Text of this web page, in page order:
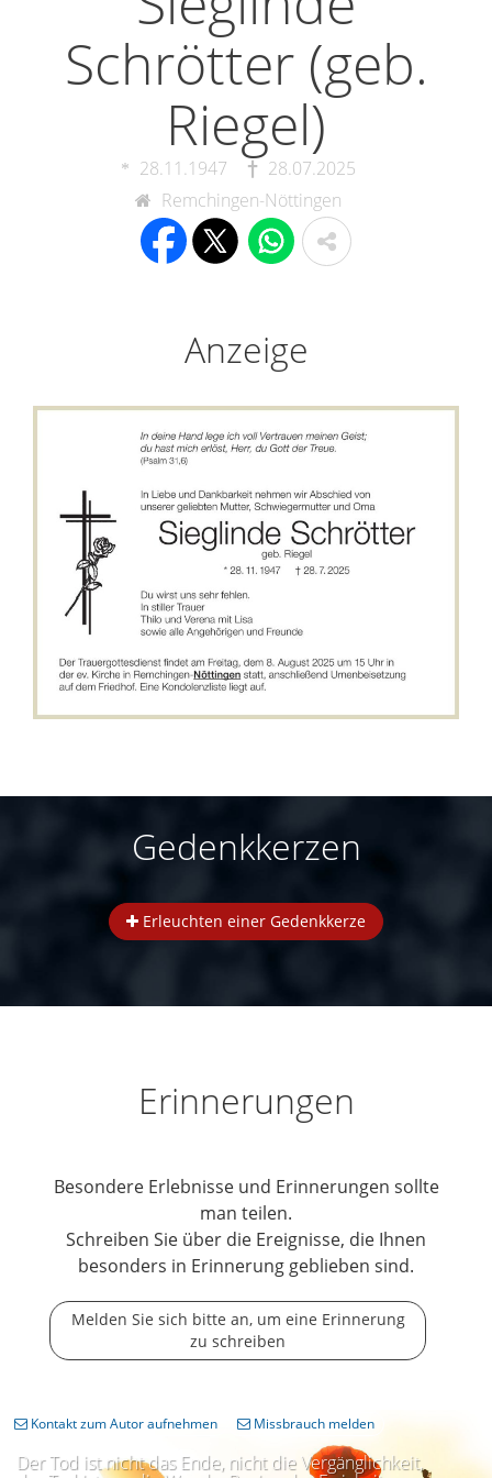
Schrötter (geb.
Riegel)
28.11.1947
28.07.2025
Remchingen-Nöttingen
Anzeige
Gedenkkerzen
Erleuchten einer Gedenkkerze
Erinnerungen
Besondere Erlebnisse und Erinnerungen sollte
man teilen.
Schreiben Sie über die Ereignisse, die Ihnen
besonders in Erinnerung geblieben sind.
Melden Sie sich bitte an, um eine Erinnerung
zu schreiben
Der Tod ist nicht das Ende, nicht die Vergänglichkeit,
Kontakt zum Autor aufnehmen Missbrauch melden